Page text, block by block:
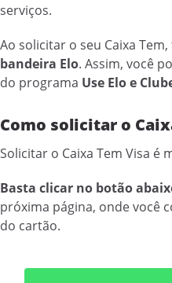
serviços.
Ao solicitar o seu Caixa
bandeira Elo. Assim, você
do programa Use Elo e
Como solicitar o
Solicitar o Caixa Tem Visa é
Basta clicar no botão
próxima página, onde você
do cartão.